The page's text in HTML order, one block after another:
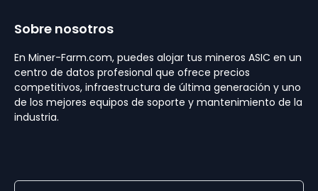
Sobre nosotros
En Miner-Farm.com, puedes alojar tus mineros ASIC en un
centro de datos profesional que ofrece precios
competitivos, infraestructura de última generación y uno
de los mejores equipos de soporte y mantenimiento de la
industria.